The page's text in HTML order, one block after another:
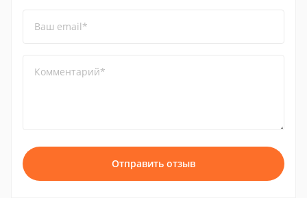
Ваш email*
Комментарий*
Отправить отзыв